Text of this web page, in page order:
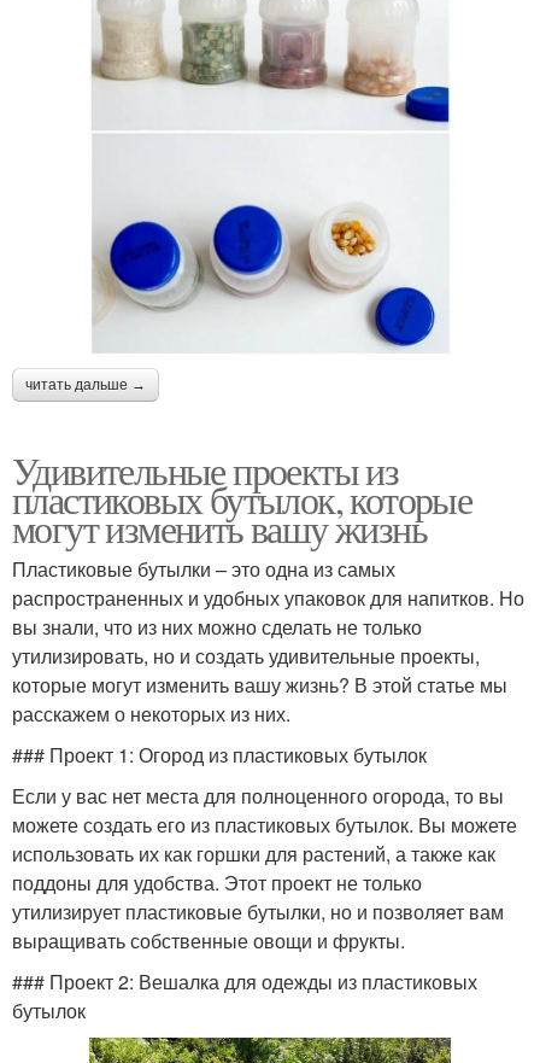
читать дальше →
Удивительные проекты из
пластиковых бутылок, которые
могут изменить вашу жизнь
Пластиковые бутылки – это одна из самых
распространенных и удобных упаковок для напитков. Но
вы знали, что из них можно сделать не только
утилизировать, но и создать удивительные проекты,
которые могут изменить вашу жизнь? В этой статье мы
расскажем о некоторых из них.
### Проект 1: Огород из пластиковых бутылок
Если у вас нет места для полноценного огорода, то вы
можете создать его из пластиковых бутылок. Вы можете
использовать их как горшки для растений, а также как
поддоны для удобства. Этот проект не только
утилизирует пластиковые бутылки, но и позволяет вам
выращивать собственные овощи и фрукты.
### Проект 2: Вешалка для одежды из пластиковых
бутылок